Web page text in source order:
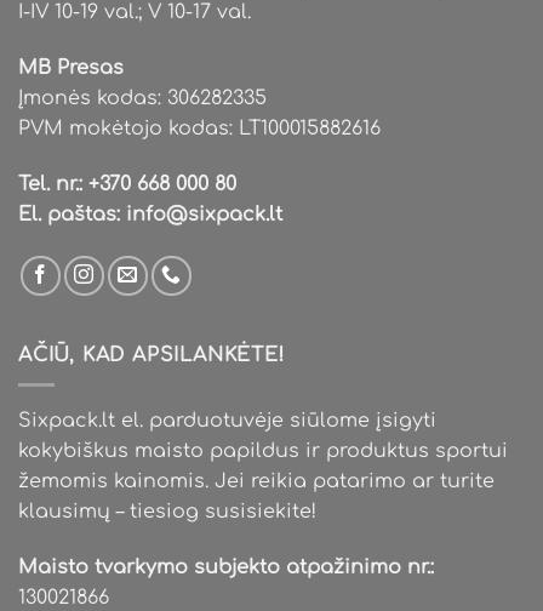
I-IV 10-19 val.; V 10-17 val.
MB Presas
Įmonės kodas: 306282335
PVM mokėtojo kodas: LT100015882616
Tel. nr.: +370 668 000 80
El. paštas: info@sixpack.lt
AČIŪ, KAD APSILANKĖTE!
Sixpack.lt el. parduotuvėje siūlome įsigyti
kokybiškus maisto papildus ir produktus sportui
žemomis kainomis. Jei reikia patarimo ar turite
klausimų – tiesiog susisiekite!
Maisto tvarkymo subjekto atpažinimo nr.:
130021866